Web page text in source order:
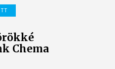
Chema